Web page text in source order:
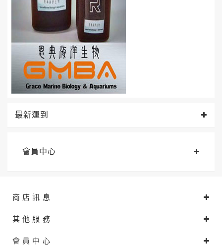
最新運到
會員中心
商 店 訊 息
其 他 服 務
會 員 中 心